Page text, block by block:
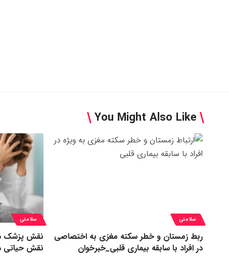
You Might Also Like
سلامتی
ربط زمستان و خطر سکته مغزی به اختصاصی
در افراد با سابقه بیماری قلبی_خبرخوان
سلامتی
نقش پزشک در
نقش حیاتی